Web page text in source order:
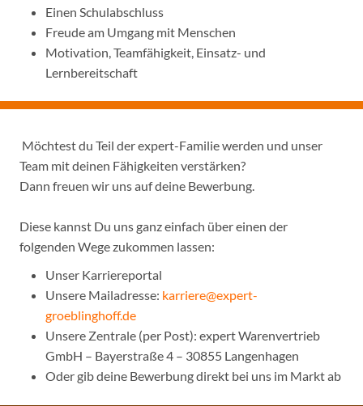
Einen Schulabschluss
Freude am Umgang mit Menschen
Motivation, Teamfähigkeit, Einsatz- und
Lernbereitschaft
Möchtest du Teil der expert-Familie werden und unser
Team mit deinen Fähigkeiten verstärken?
Dann freuen wir uns auf deine Bewerbung.
Diese kannst Du uns ganz einfach über einen der
folgenden Wege zukommen lassen:
Unser Karriereportal
Unsere Mailadresse: karriere@expert-
groeblinghoff.de
Unsere Zentrale (per Post): expert Warenvertrieb
GmbH – Bayerstraße 4 – 30855 Langenhagen
Oder gib deine Bewerbung direkt bei uns im Markt ab